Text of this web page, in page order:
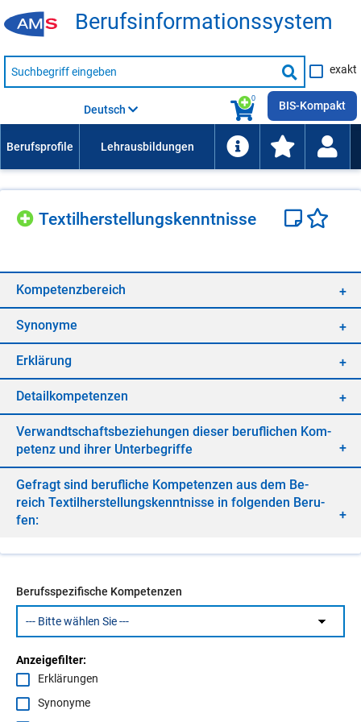
Be­rufs­in­for­ma­ti­ons­sys­tem
Suche
nach
Suche
starten
exakt
0
Deutsch BIS-Kompakt
Tex­til­her­stel­lungs­kennt­nis­se
Kom­pe­tenz­be­reich
Syn­ony­me
Er­klä­rung
De­tail­kom­pe­ten­zen
Ver­wandt­schafts­be­zie­hun­gen die­ser be­ruf­li­chen Kom­
pe­tenz und ih­rer Un­ter­be­grif­fe
Ge­fragt sind be­ruf­li­che Kom­pe­ten­zen aus dem Be­
reich Tex­til­her­stel­lungs­kennt­nis­se in fol­gen­den Be­ru­
fen:
Berufsspezifische Kompetenzen
Anzeigefilter:
Erklärungen
Synonyme